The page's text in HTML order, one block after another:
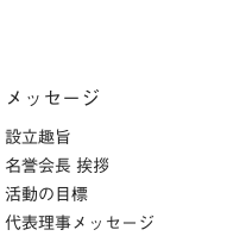
メッセージ
設立趣旨
名誉会長 挨拶
活動の目標
代表理事メッセージ